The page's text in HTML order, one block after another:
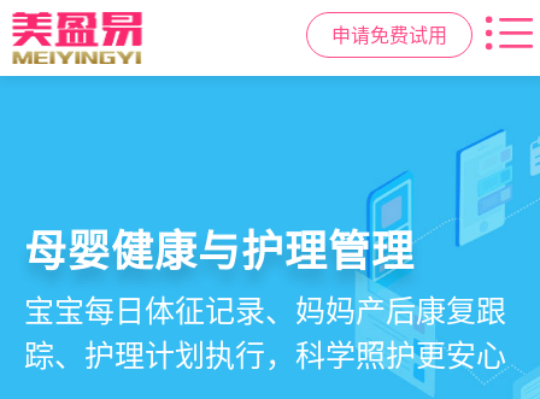
申请免费试用
智慧月子中心管理系统
一站式解决月子中心入住、护理、
餐饮、会员、财务、营销全流程管
理
母婴健康与护理管理
宝宝每日体征记录、妈妈产后康复跟
踪、护理计划执行，科学照护更安心
房态与预约管理
在线选房、预约入住、智能排房、资
源调度，提升入住率与客户满意度
会员营销与智能锁客
会员积分、套餐定制、精准营销、客
户关怀，提升复购与转介绍